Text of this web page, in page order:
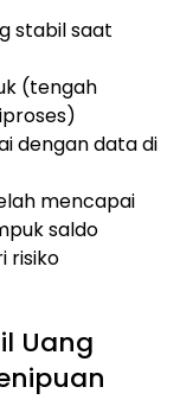
stabil saat
(tengah
dengan data di
mencapai
saldo
risiko
Uang